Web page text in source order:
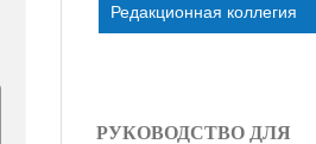
Редакционная коллегия
РУКОВОДСТВО ДЛЯ